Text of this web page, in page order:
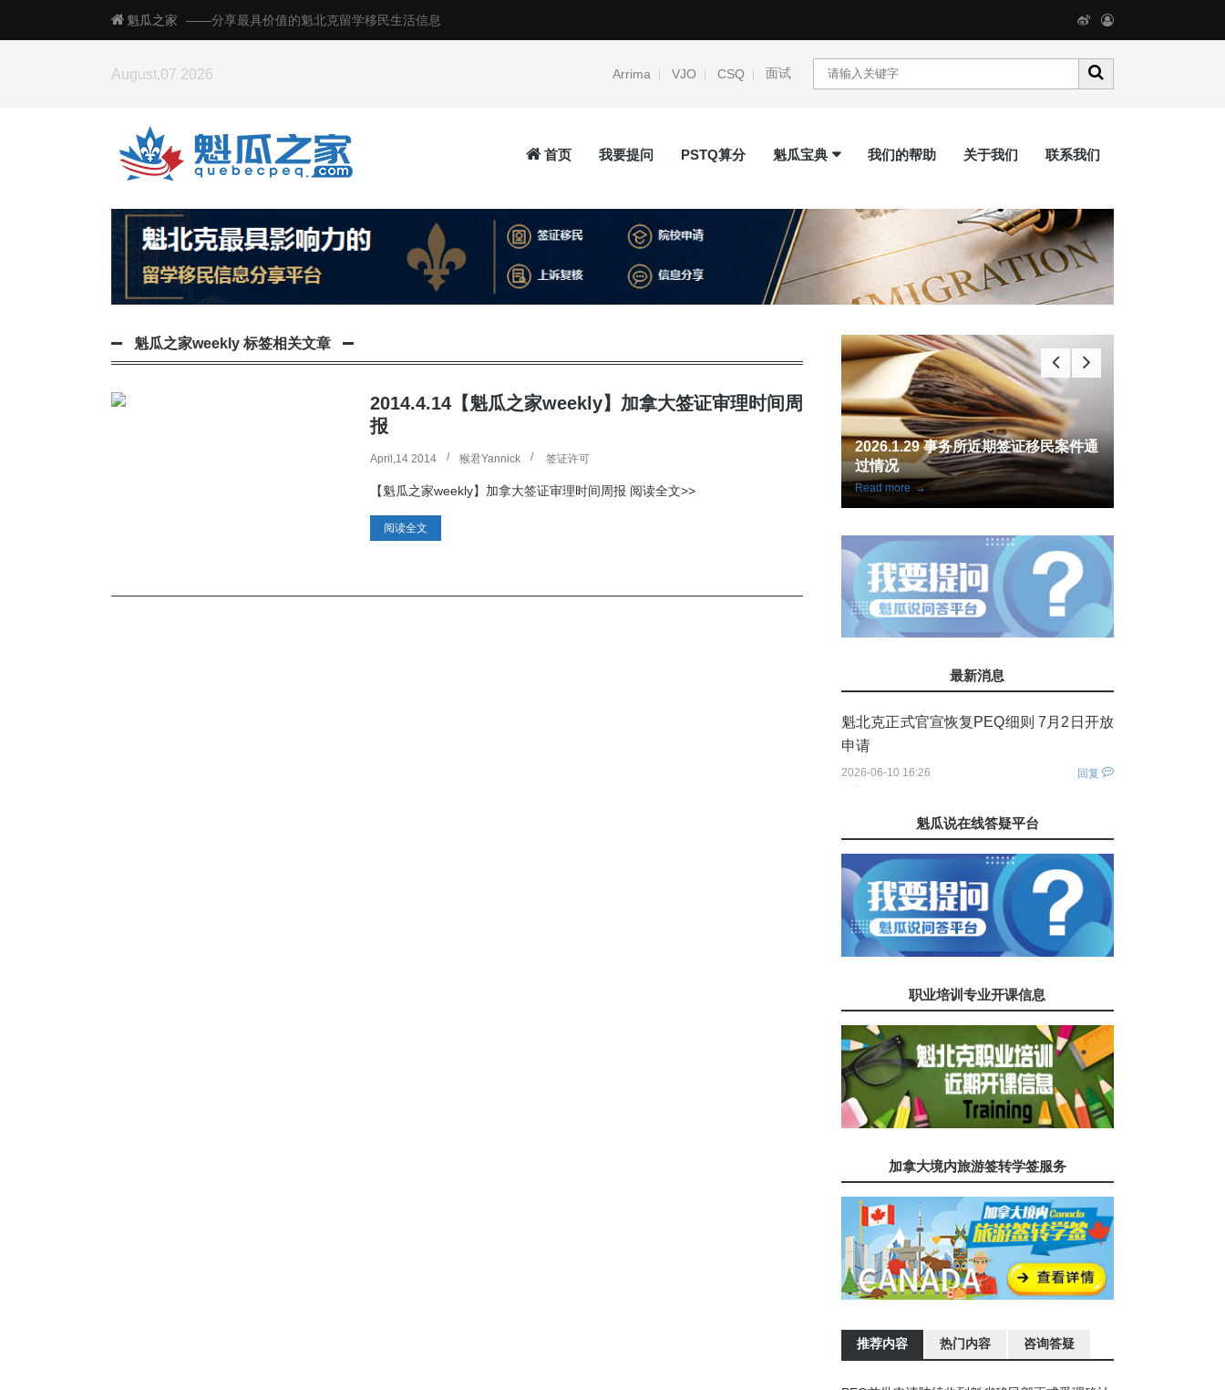
魁瓜之家 ——分享最具价值的魁北克留学移民生活信息
August,07 2026 Arrima VJO CSQ 面试
首页 我要提问 PSTQ算分 魁瓜宝典 我们的帮助 关于我们 联系我们
魁瓜之家weekly 标签相关文章
2014.4.14【魁瓜之家weekly】加拿大签证审理时间周
报
April,14 2014 猴君Yannick 签证许可
【魁瓜之家weekly】加拿大签证审理时间周报 阅读全文>>
阅读全文
案件全数获批
→
过情况
Read more →
案例分享：大龄申请人魁省旅转学成
功获批护理学签
Read more →
最新消息
魁北克正式官宣恢复PEQ细则 7月2日开放
申请
2026-06-10 16:26
回复
魁瓜说在线答疑平台
职业培训专业开课信息
加拿大境内旅游签转学签服务
推荐内容 热门内容 咨询答疑